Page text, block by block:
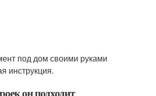
он подходит